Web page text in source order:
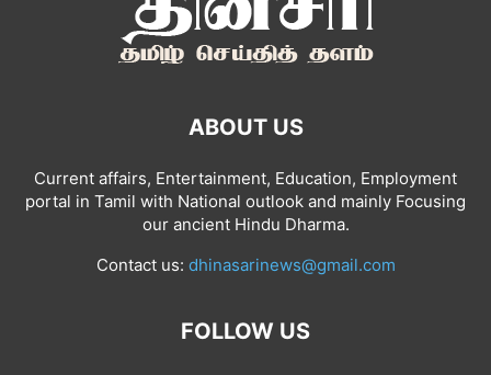
ABOUT US
Current affairs, Entertainment, Education, Employment
portal in Tamil with National outlook and mainly Focusing
our ancient Hindu Dharma.
Contact us: dhinasarinews@gmail.com
FOLLOW US